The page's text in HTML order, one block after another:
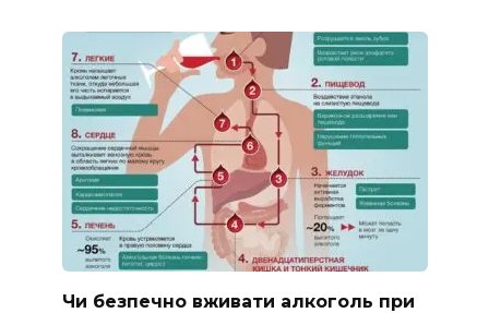
Чи безпечно вживати алкоголь при